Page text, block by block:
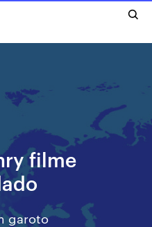
filme
garoto